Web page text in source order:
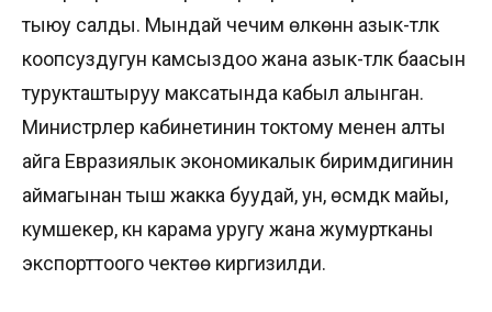
тыюу салды. Мындай чечим өлкөнүн азык-түлүк
коопсуздугун камсыздоо жана азык-түлүк баасын
турукташтыруу максатында кабыл алынган.
Министрлер кабинетинин токтому менен алты
айга Евразиялык экономикалык биримдигинин
аймагынан тыш жакка буудай, ун, өсүмдүк майы,
кумшекер, күн карама уругу жана жумуртканы
экспорттоого чектөө киргизилди.